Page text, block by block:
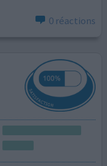
0 réactions